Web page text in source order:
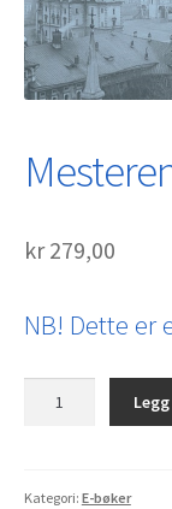
kr279,00
NB! Dette er
antall
Kategori: E-bøker